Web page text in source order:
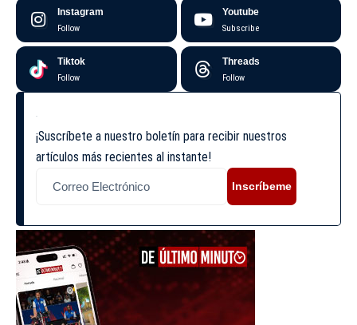
Instagram
Follow
Youtube
Subscribe
Tiktok
Follow
Threads
Follow
¡Suscríbete a nuestro boletín para recibir nuestros
artículos más recientes al instante!
Inscríbeme